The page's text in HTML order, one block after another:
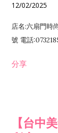
12/02/2025
店名:六扇門時
號 電話
分享
【台中